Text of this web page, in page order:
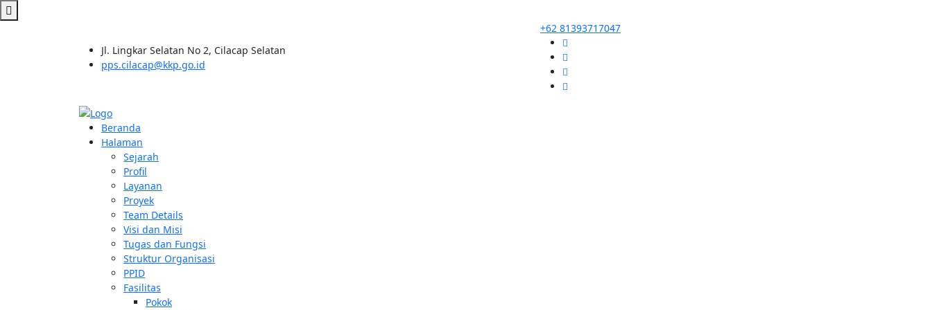
Jl. Lingkar Selatan No 2, Cilacap Selatan
pps.cilacap@kkp.go.id
+62 81393717047
Beranda
Halaman
Sejarah
Profil
Layanan
Proyek
Team Details
Visi dan Misi
Tugas dan Fungsi
Struktur Organisasi
PPID
Fasilitas
Pokok